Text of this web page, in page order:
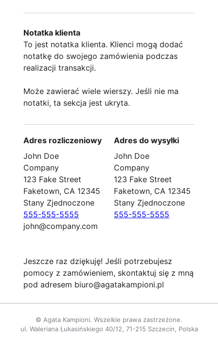
Notatka klienta
To jest notatka klienta. Klienci mogą dodać
notatkę do swojego zamówienia podczas
realizacji transakcji.
Może zawierać wiele wierszy. Jeśli nie ma
notatki, ta sekcja jest ukryta.
Adres rozliczeniowy
John Doe
Company
123 Fake Street
Faketown, CA 12345
Stany Zjednoczone
555-555-5555
john@company.com
Adres do wysyłki
John Doe
Company
123 Fake Street
Faketown, CA 12345
Stany Zjednoczone
555-555-5555
Jeszcze raz dziękuję! Jeśli potrzebujesz
pomocy z zamówieniem, skontaktuj się z mną
pod adresem biuro@agatakampioni.pl
© Agata Kampioni. Wszelkie prawa zastrzeżone.
ul. Waleriana Łukasińskiego 40/12, 71-215 Szczecin, Polska